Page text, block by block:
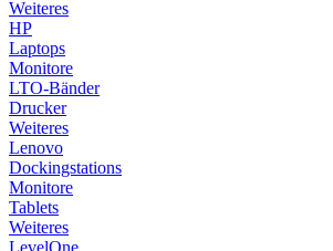
Weiteres
HP
Laptops
Monitore
LTO-Bänder
Drucker
Weiteres
Lenovo
Dockingstations
Monitore
Tablets
Weiteres
LevelOne